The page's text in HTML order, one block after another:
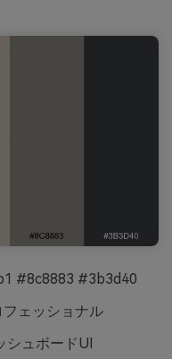
#8c8883 #3b3d40
ェッショナル
シュボードUI